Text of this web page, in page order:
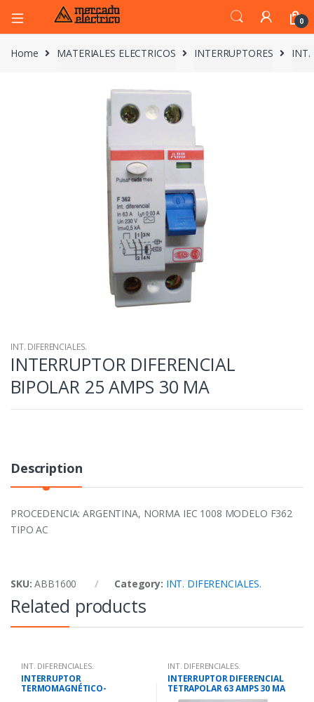
0
Home MATERIALES ELECTRICOS INTERRUPTORES INT.
INT. DIFERENCIALES.
INTERRUPTOR DIFERENCIAL
BIPOLAR 25 AMPS 30 MA
Description
PROCEDENCIA: ARGENTINA, NORMA IEC 1008 MODELO F362
TIPO AC
SKU:ABB1600 Category: INT. DIFERENCIALES.
Related products
INT. DIFERENCIALES.
INTERRUPTOR
TERMOMAGNÉTICO-
INT. DIFERENCIALES.
INTERRUPTOR DIFERENCIAL
TETRAPOLAR 63 AMPS 30 MA